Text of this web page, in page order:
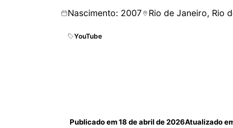
Nascimento: 2007 Rio de Janeiro, Rio
YouTube
Publicado em18 de abril de 2026Atualizado